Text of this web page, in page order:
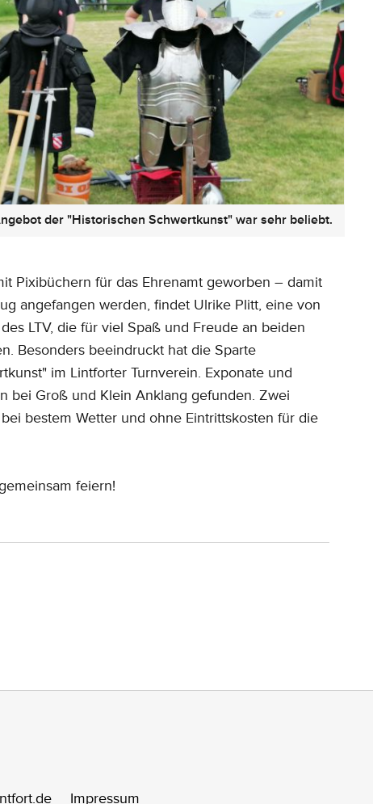
der "Historischen Schwertkunst" war sehr beliebt.
Pixibüchern für das Ehrenamt geworben – damit
angefangen werden, findet Ulrike Plitt, eine von
LTV, die für viel Spaß und Freude an beiden
Besonders beeindruckt hat die Sparte
im Lintforter Turnverein. Exponate und
bei Groß und Klein Anklang gefunden. Zwei
bestem Wetter und ohne Eintrittskosten für die
feiern!
Impressum